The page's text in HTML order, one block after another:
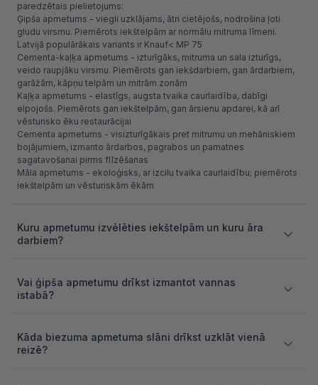
paredzētais pielietojums:
Ģipša apmetums - viegli uzklājams, ātri cietējošs, nodrošina ļoti
gludu virsmu. Piemērots iekštelpām ar normālu mitruma līmeni.
Latvijā populārākais variants ir Knauf< MP 75
Cementa-kaļķa apmetums - izturīgāks, mitruma un sala izturīgs,
veido raupjāku virsmu. Piemērots gan iekšdarbiem, gan ārdarbiem,
garāžām, kāpņu telpām un mitrām zonām
Kaļķa apmetums - elastīgs, augsta tvaika caurlaidība, dabīgi
elpojošs. Piemērots gan iekštelpām, gan ārsienu apdarei, kā arī
vēsturisko ēku restaurācijai
Cementa apmetums - visizturīgākais pret mitrumu un mehāniskiem
bojājumiem, izmanto ārdarbos, pagrabos un pamatnes
sagatavošanai pirms flīzēšanas
Māla apmetums - ekoloģisks, ar izcilu tvaika caurlaidību; piemērots
iekštelpām un vēsturiskām ēkām
Kuru apmetumu izvēlēties iekštelpām un kuru āra
darbiem?
Vai ģipša apmetumu drīkst izmantot vannas
istabā?
Kāda biezuma apmetuma slāni drīkst uzklāt vienā
reizē?